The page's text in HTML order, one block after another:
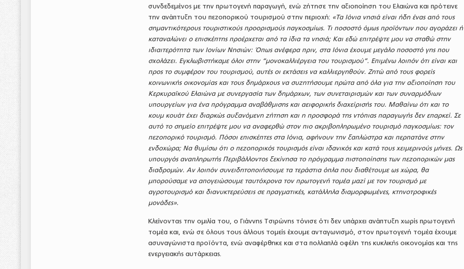
συνδεδεμένος με την πρωτογενή παραγωγή, ενώ ζήτησε την αξιοποίηση του Ελαιώνα και πρότεινε
την ανάπτυξη του πεζοπορικού τουρισμού στην περιοχή: «Τα Ιόνια νησιά είναι ήδη ένας από τους
σημαντικότερους τουριστικούς προορισμούς παγκοσμίως. Τι ποσοστό όμως προϊόντων που αγοράζει ή
καταναλώνει ο επισκέπτης προέρχεται από τα ίδια τα νησιά; Και εδώ επιτρέψτε μου να σταθώ στην
ιδιαιτερότητα των Ιονίων Νησιών: Όπως ανέφερα πριν, στα Ιόνια έχουμε μεγάλο ποσοστό γης που
σχολάζει. Εγκλωβιστήκαμε όλοι στην “μονοκαλλιέργεια του τουρισμού”. Επιμένω λοιπόν ότι είναι και
προς το συμφέρον του τουρισμού, αυτές οι εκτάσεις να καλλιεργηθούν. Ζητώ από τους φορείς
κοινωνικής οικονομίας και τους δημάρχους να συζητήσουμε πρώτα από όλα για την αξιοποίηση του
Κερκυραϊκού Ελαιώνα με συνεργασία των δημάρχων, των συνεταιρισμών και των συναρμόδιων
υπουργείων για ένα πρόγραμμα αναβάθμισης και αειφορικής διαχείρισής του. Μαθαίνω ότι και το
κουμ κουάτ έχει διαρκώς αυξανόμενη ζήτηση και η προσφορά της ντόπιας παραγωγής δεν επαρκεί. Σε
αυτό το σημείο επιτρέψτε μου να αναφερθώ στον πιο ακριβοπληρωμένο τουρισμό παγκοσμίως: τον
πεζοπορικό τουρισμό. Πόσοι επισκέπτες στα Ιόνια, αφήνουν την ξαπλώστρα και περπατάνε στην
ενδοχώρα; Να θυμίσω ότι ο πεζοπορικός τουρισμός είναι ιδανικός και κατά τους χειμερινούς μήνες. Ως
υπουργός αναπληρωτής Περιβάλλοντος ξεκίνησα το πρόγραμμα πιστοποίησης των πεζοπορικών μας
διαδρομών. Αν λοιπόν συνειδητοποιήσουμε τα τεράστια όπλα που διαθέτουμε ως χώρα, θα
μπορούσαμε να απογειώσουμε ταυτόχρονα τον πρωτογενή τομέα μαζί με τον τουρισμό με
αγροτουρισμό και διανυκτερεύσεις σε πραγματικές, κατάλληλα διαμορφωμένες, κτηνοτροφικές
μονάδες».
Κλείνοντας την ομιλία του, ο Γιάννης Τσιρώνης τόνισε ότι δεν υπάρχει ανάπτυξη χωρίς πρωτογενή
τομέα και, ενώ σε όλους τους άλλους τομείς έχουμε ανταγωνισμό, στον πρωτογενή τομέα έχουμε
ασυναγώνιστα προϊόντα, ενώ αναφέρθηκε και στα πολλαπλά οφέλη της κυκλικής οικονομίας και της
ενεργειακής αυτάρκειας.